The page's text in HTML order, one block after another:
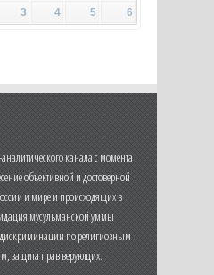
3 4 5 6
канала с момента
объективной и достоверной
и мире и происходящих в
мусульманской уммы
по религиозным
защита прав верующих.